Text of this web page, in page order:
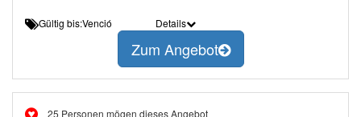
Gültig bis:Venció Details
Zum Angebot
25 Personen mögen dieses Angebot